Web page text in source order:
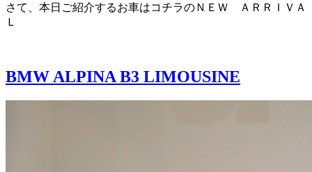
さて、本日ご紹介するお車はコチラのＮＥＷ ＡＲＲＩＶＡ
Ｌ
BMW ALPINA B3 LIMOUSINE